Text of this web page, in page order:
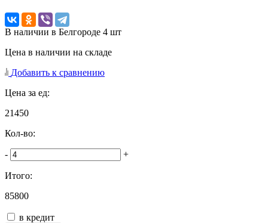
В наличии в Белгороде 4 шт
Цена в наличии на складе
Добавить к сравнению
Цена за ед:
21450
Кол-во:
- +
Итого:
85800
в кредит